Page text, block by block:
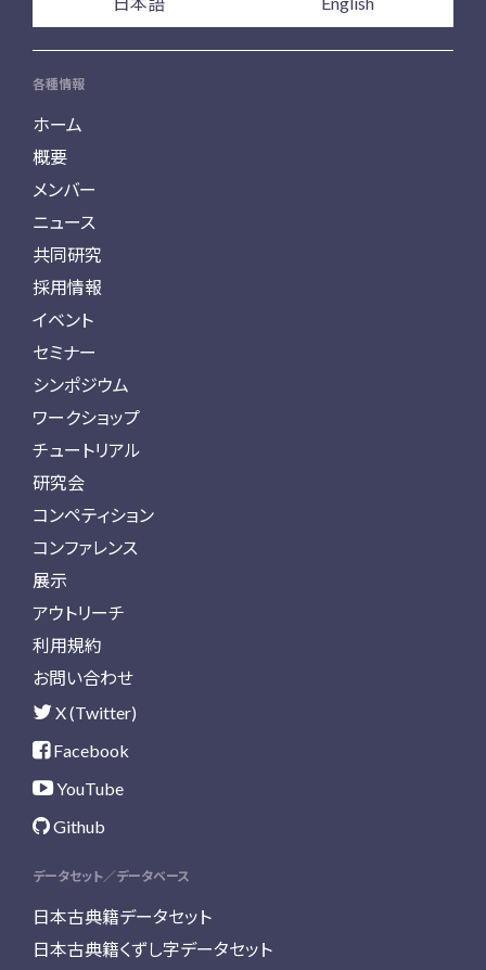
各種情報
ホーム
概要
メンバー
ニュース
共同研究
採用情報
イベント
セミナー
シンポジウム
ワークショップ
チュートリアル
研究会
コンペティション
コンファレンス
展示
アウトリーチ
利用規約
お問い合わせ
X (Twitter)
Facebook
YouTube
Github
データセット／データベース
日本古典籍データセット
日本古典籍くずし字データセット